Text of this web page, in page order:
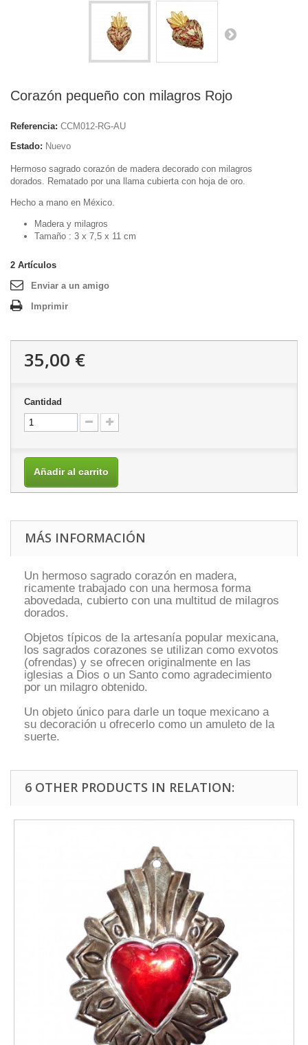
Corazón pequeño con milagros Rojo
Referencia: CCM012-RG-AU
Estado: Nuevo
Hermoso sagrado corazón de madera decorado con milagros
dorados. Rematado por una llama cubierta con hoja de oro.
Hecho a mano en México.
Madera y milagros
Tamaño : 3 x 7,5 x 11 cm
2 Artículos
Enviar a un amigo
Imprimir
35,00 €
Cantidad
Añadir al carrito
MÁS INFORMACIÓN
Un hermoso sagrado corazón en madera,
ricamente trabajado con una hermosa forma
abovedada, cubierto con una multitud de milagros
dorados.
Objetos típicos de la artesanía popular mexicana,
los sagrados corazones se utilizan como exvotos
(ofrendas) y se ofrecen originalmente en las
iglesias a Dios o un Santo como agradecimiento
por un milagro obtenido.
Un objeto único para darle un toque mexicano a
su decoración u ofrecerlo como un amuleto de la
suerte.
6 OTHER PRODUCTS IN RELATION: